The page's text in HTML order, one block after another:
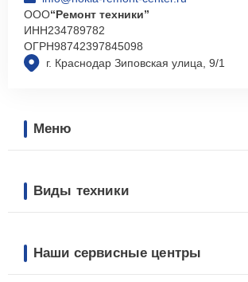
г. Краснодар Зиповская улица, 9/1
ООО“Ремонт техники”
ИНН234789782
ОГРН98742397845098
Меню
Виды техники
Наши сервисные центры